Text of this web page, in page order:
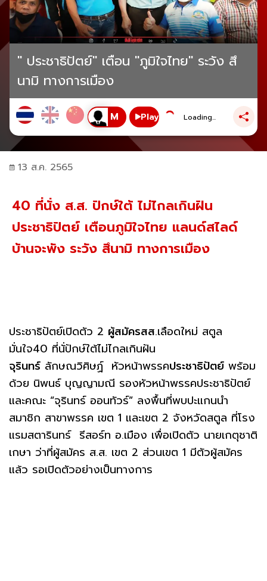
" ประชาธิปัตย์" เตือน "ภูมิใจไทย" ระวัง สึ
นามิ ทางการเมือง
Play Loading...
13 ส.ค. 2565
40 ที่นั่ง ส.ส. ปักษ์ใต้ ไม่ไกลเกินฝัน
ประชาธิปัตย์ เตือนภูมิใจไทย แลนด์สไลด์
บ้านจะพัง ระวัง สึนามิ ทางการเมือง
ประชาธิปัตย์เปิดตัว 2 ผู้สมัครสส.เลือดใหม่ สตูล
มั่นใจ40 ที่นั่ปักษ์ใต้ไม่ไกลเกินฝัน
จุรินทร์ ลักษณวิศิษฏ์ หัวหน้าพรรคประชาธิปัตย์ พร้อม
ด้วย นิพนธ์ บุญญามณี รองหัวหน้าพรรคประชาธิปัตย์
และคณะ “จุรินทร์ ออนทัวร์” ลงพื้นที่พบปะแกนนำ
สมาชิก สาขาพรรค เขต 1 และเขต 2 จังหวัดสตูล ที่โรง
แรมสตารินทร์ รีสอร์ท อ.เมือง เพื่อเปิดตัว นายเกตุชาติ
เกษา ว่าที่ผู้สมัคร ส.ส. เขต 2 ส่วนเขต 1 มีตัวผู้สมัคร
แล้ว รอเปิดตัวอย่างเป็นทางการ